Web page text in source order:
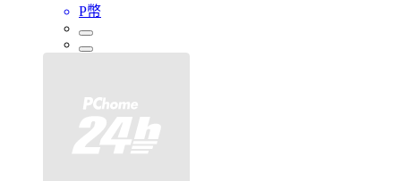
P幣